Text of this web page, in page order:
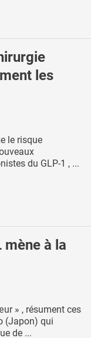
les
le risque
du GLP-1 , ...
mène à la
» , résument ces
(Japon) qui
de ...